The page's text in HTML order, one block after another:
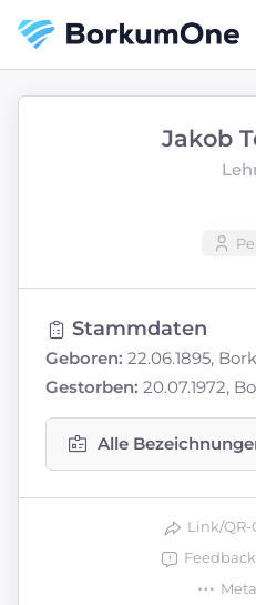
Jakob
Stammdaten
Geboren: 22.06.1895,
Gestorben: 20.07.1972,
Alle
Link/